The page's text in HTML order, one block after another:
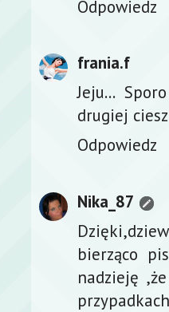
Odpowiedz
frania.f
Jeju...
drugiej
Odpowiedz
Nika_87
bierząco
nadzieję